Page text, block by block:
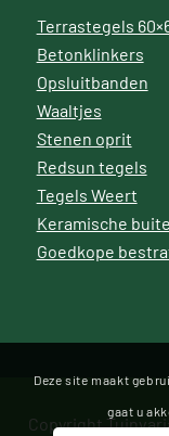
Terrastegels
Betonklinkers
Opsluitbanden
Waaltjes
Stenen oprit
Redsun tegels
Tegels Weert
Keramische
Goedkope
Copyright
Deze site maakt
gaat u